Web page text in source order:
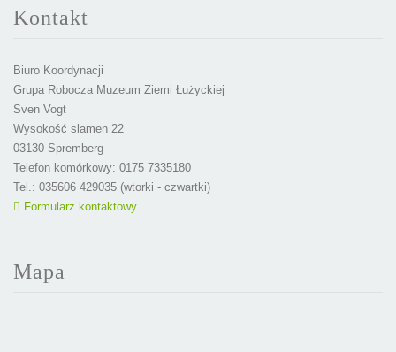
Kontakt
Biuro Koordynacji
Grupa Robocza Muzeum Ziemi Łużyckiej
Sven Vogt
Wysokość slamen 22
03130 Spremberg
Telefon komórkowy: 0175 7335180
Tel.: 035606 429035 (wtorki - czwartki)
Formularz kontaktowy
Mapa